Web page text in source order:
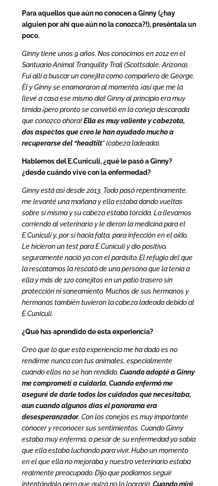
Para aquellos que aún no conocen a Ginny (¿hay
alguien por ahí que aún no la conozca?!), preséntala un
poco.
Ginny tiene unos 9 años. Nos conocimos en 2012 en el
Santuario Animal Tranquility Trail (Scottsdale, Arizona).
Fui allí a buscar un conejito como compañero de George.
Él y Ginny se enamoraron al momento, ¡así que me la
llevé a casa ese mismo día! Ginny al principio era muy
tímida ¡pero pronto se convirtió en la coneja descarada
que conozco ahora!Ella es muy valiente y cabezota,
dos aspectos que creo le han ayudado mucho a
recuperarse del “headtilt” (cabeza ladeada).
Hablemos del E.Cuniculi, ¿qué le pasó a Ginny?
¿desde cuándo vive con la enfermedad?
Ginny está así desde 2013. Todo pasó repentinamente,
me levanté una mañana y ella estaba dando vueltas
sobre sí misma y su cabeza estaba torcida. La llevamos
corriendo al veterinario y le dieron la medicina para el
E.Cuniculi y, por si hacía falta, para infección en el oído.
Le hicieron un test para E.Cuniculi y dio positivo,
seguramente nació ya con el parásito. El refugio del que
la rescatamos la rescató de una persona que la tenía a
ella y más de 120 conejitos en un patio trasero sin
protección ni saneamiento. Muchos de sus hermanos y
hermanas también tuvieron la cabeza ladeada debido al
E.Cuniculi.
¿Qué has aprendido de esta experiencia?
Creo que lo que esta experiencia me ha dado es no
rendirme nunca con tus animales, especialmente
cuando ellos no se han rendido. Cuando adopté a Ginny
me comprometí a cuidarla. Cuando enfermó me
aseguré de darle todos los cuidados que necesitaba,
aun cuando algunos días el panorama era
desesperanzador. Con los conejos es muy importante
conocer y reconocer sus sentimientos. Cuando Ginny
estaba muy enferma, a pesar de su enfermedad yo sabía
que ella estaba luchando para vivir. Hubo un momento
en el que ella no mejoraba y nuestro veterinario estaba
realmente preocupado. Dijo que podíamos seguir
intentándolo pero que quizá no lo lograría. Cuando miré